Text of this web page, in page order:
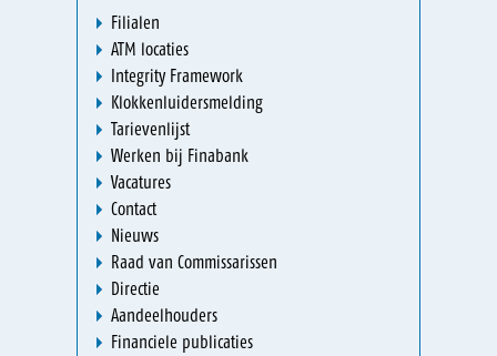
Filialen
ATM locaties
Integrity Framework
Klokkenluidersmelding
Tarievenlijst
Werken bij Finabank
Vacatures
Contact
Nieuws
Raad van Commissarissen
Directie
Aandeelhouders
Financiele publicaties